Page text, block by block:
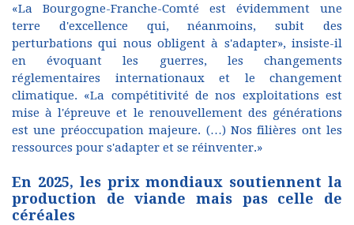
«La Bourgogne-Franche-Comté est évidemment une
terre d'excellence qui, néanmoins, subit des
perturbations qui nous obligent à s'adapter», insiste-il
en évoquant les guerres, les changements
réglementaires internationaux et le changement
climatique. «La compétitivité de nos exploitations est
mise à l'épreuve et le renouvellement des générations
est une préoccupation majeure. (…) Nos filières ont les
ressources pour s'adapter et se réinventer.»
En 2025, les prix mondiaux soutiennent la
production de viande mais pas celle de
céréales